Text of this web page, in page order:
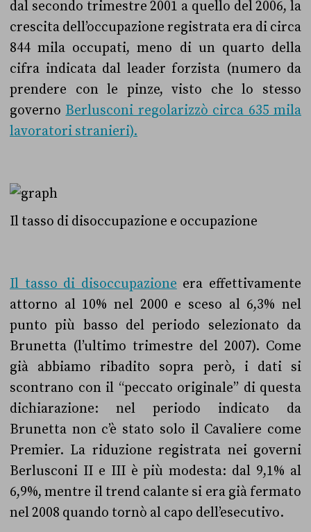
dal secondo trimestre 2001 a quello del 2006, la
crescita dell’occupazione registrata era di circa
844 mila occupati, meno di un quarto della
cifra indicata dal leader forzista (numero da
prendere con le pinze, visto che lo stesso
governo Berlusconi regolarizzò circa 635 mila
lavoratori stranieri).
Il tasso di disoccupazione e occupazione
Il tasso di disoccupazione era effettivamente
attorno al 10% nel 2000 e sceso al 6,3% nel
punto più basso del periodo selezionato da
Brunetta (l’ultimo trimestre del 2007). Come
già abbiamo ribadito sopra però, i dati si
scontrano con il “peccato originale” di questa
dichiarazione: nel periodo indicato da
Brunetta non c’è stato solo il Cavaliere come
Premier. La riduzione registrata nei governi
Berlusconi II e III è più modesta: dal 9,1% al
6,9%, mentre il trend calante si era già fermato
nel 2008 quando tornò al capo dell’esecutivo.